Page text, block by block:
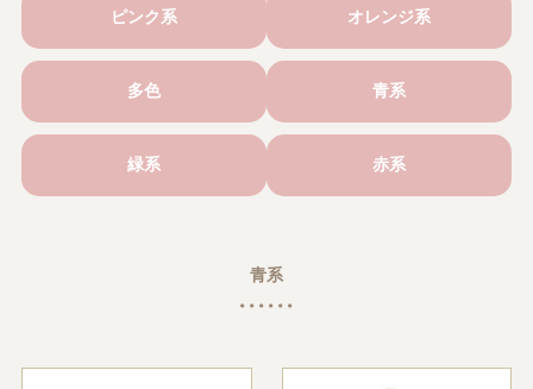
ピンク系 オレンジ系
多色 青系
緑系 赤系
青系